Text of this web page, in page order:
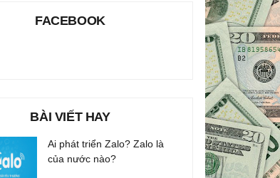
FACEBOOK
BÀI VIẾT HAY
Ai phát triển Zalo? Zalo là
của nước nào?